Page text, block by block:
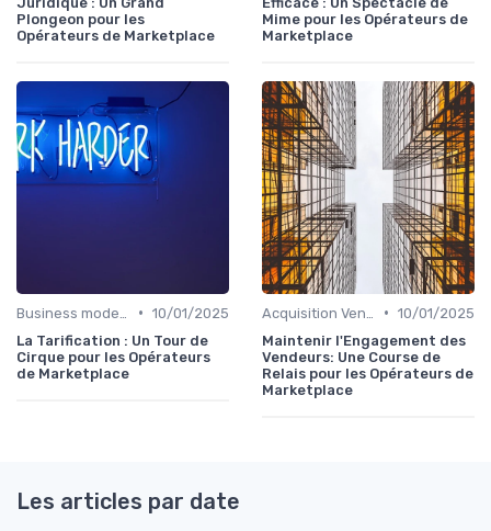
Plongeon pour les
Opérateurs de Marketplace
Mime pour les Opérateurs de
Marketplace
• 10/01/2025
La Tarification : Un Tour de
Cirque pour les Opérateurs
de Marketplace
• 10/01/2025
Maintenir l'Engagement des
Vendeurs: Une Course de
Relais pour les Opérateurs de
Marketplace
Les articles par date